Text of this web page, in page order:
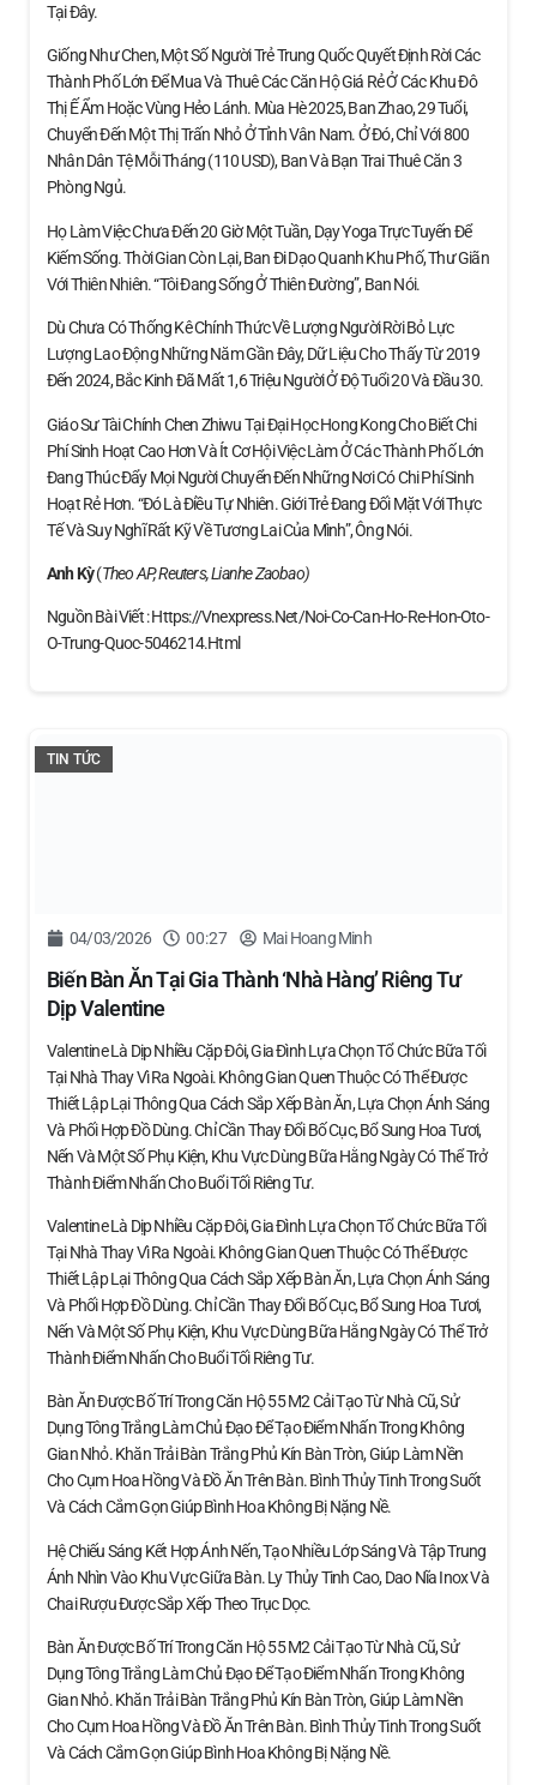
Tại Đây.
Giống Như Chen, Một Số Người Trẻ Trung Quốc Quyết Định Rời Các
Thành Phố Lớn Để Mua Và Thuê Các Căn Hộ Giá Rẻ Ở Các Khu Đô
Thị Ế Ẩm Hoặc Vùng Hẻo Lánh. Mùa Hè 2025, Ban Zhao, 29 Tuổi,
Chuyển Đến Một Thị Trấn Nhỏ Ở Tỉnh Vân Nam. Ở Đó, Chỉ Với 800
Nhân Dân Tệ Mỗi Tháng (110 USD), Ban Và Bạn Trai Thuê Căn 3
Phòng Ngủ.
Họ Làm Việc Chưa Đến 20 Giờ Một Tuần, Dạy Yoga Trực Tuyến Để
Kiếm Sống. Thời Gian Còn Lại, Ban Đi Dạo Quanh Khu Phố, Thư Giãn
Với Thiên Nhiên. “Tôi Đang Sống Ở Thiên Đường”, Ban Nói.
Dù Chưa Có Thống Kê Chính Thức Về Lượng Người Rời Bỏ Lực
Lượng Lao Động Những Năm Gần Đây, Dữ Liệu Cho Thấy Từ 2019
Đến 2024, Bắc Kinh Đã Mất 1,6 Triệu Người Ở Độ Tuổi 20 Và Đầu 30.
Giáo Sư Tài Chính Chen Zhiwu Tại Đại Học Hong Kong Cho Biết Chi
Phí Sinh Hoạt Cao Hơn Và Ít Cơ Hội Việc Làm Ở Các Thành Phố Lớn
Đang Thúc Đẩy Mọi Người Chuyển Đến Những Nơi Có Chi Phí Sinh
Hoạt Rẻ Hơn. “Đó Là Điều Tự Nhiên. Giới Trẻ Đang Đối Mặt Với Thực
Tế Và Suy Nghĩ Rất Kỹ Về Tương Lai Của Mình”, Ông Nói.
Anh Kỳ(Theo AP, Reuters, Lianhe Zaobao)
Nguồn Bài Viết : Https://vnexpress.net/noi-Co-Can-Ho-Re-Hon-Oto-
O-Trung-Quoc-5046214.html
TIN TỨC
04/03/2026 00:27 Mai Hoang Minh
Biến Bàn Ăn Tại Gia Thành ‘nhà Hàng’ Riêng Tư
Dịp Valentine
Valentine Là Dịp Nhiều Cặp Đôi, Gia Đình Lựa Chọn Tổ Chức Bữa Tối
Tại Nhà Thay Vì Ra Ngoài. Không Gian Quen Thuộc Có Thể Được
Thiết Lập Lại Thông Qua Cách Sắp Xếp Bàn Ăn, Lựa Chọn Ánh Sáng
Và Phối Hợp Đồ Dùng. Chỉ Cần Thay Đổi Bố Cục, Bổ Sung Hoa Tươi,
Nến Và Một Số Phụ Kiện, Khu Vực Dùng Bữa Hằng Ngày Có Thể Trở
Thành Điểm Nhấn Cho Buổi Tối Riêng Tư.
Valentine Là Dịp Nhiều Cặp Đôi, Gia Đình Lựa Chọn Tổ Chức Bữa Tối
Tại Nhà Thay Vì Ra Ngoài. Không Gian Quen Thuộc Có Thể Được
Thiết Lập Lại Thông Qua Cách Sắp Xếp Bàn Ăn, Lựa Chọn Ánh Sáng
Và Phối Hợp Đồ Dùng. Chỉ Cần Thay Đổi Bố Cục, Bổ Sung Hoa Tươi,
Nến Và Một Số Phụ Kiện, Khu Vực Dùng Bữa Hằng Ngày Có Thể Trở
Thành Điểm Nhấn Cho Buổi Tối Riêng Tư.
Bàn Ăn Được Bố Trí Trong Căn Hộ 55 M2 Cải Tạo Từ Nhà Cũ, Sử
Dụng Tông Trắng Làm Chủ Đạo Để Tạo Điểm Nhấn Trong Không
Gian Nhỏ. Khăn Trải Bàn Trắng Phủ Kín Bàn Tròn, Giúp Làm Nền
Cho Cụm Hoa Hồng Và Đồ Ăn Trên Bàn. Bình Thủy Tinh Trong Suốt
Và Cách Cắm Gọn Giúp Bình Hoa Không Bị Nặng Nề.
Hệ Chiếu Sáng Kết Hợp Ánh Nến, Tạo Nhiều Lớp Sáng Và Tập Trung
Ánh Nhìn Vào Khu Vực Giữa Bàn. Ly Thủy Tinh Cao, Dao Nĩa Inox Và
Chai Rượu Được Sắp Xếp Theo Trục Dọc.
Bàn Ăn Được Bố Trí Trong Căn Hộ 55 M2 Cải Tạo Từ Nhà Cũ, Sử
Dụng Tông Trắng Làm Chủ Đạo Để Tạo Điểm Nhấn Trong Không
Gian Nhỏ. Khăn Trải Bàn Trắng Phủ Kín Bàn Tròn, Giúp Làm Nền
Cho Cụm Hoa Hồng Và Đồ Ăn Trên Bàn. Bình Thủy Tinh Trong Suốt
Và Cách Cắm Gọn Giúp Bình Hoa Không Bị Nặng Nề.